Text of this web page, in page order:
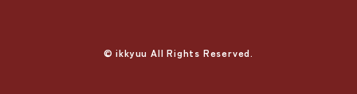
© ikkyuu All Rights Reserved.